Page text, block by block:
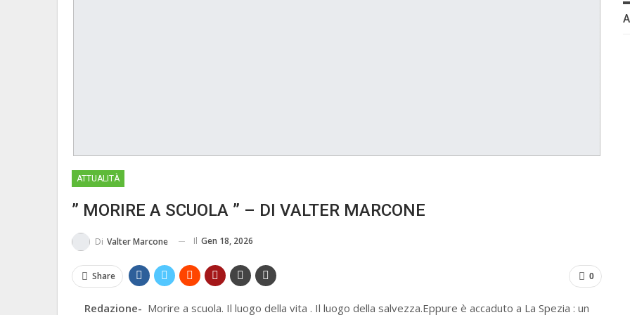
ATTUALITÀ
” MORIRE A SCUOLA ” – DI VALTER MARCONE
Di Valter Marcone Il Gen 18, 2026
0
Share
Redazione- Morire a scuola. Il luogo della vita . Il luogo della salvezza.Eppure è accaduto a La Spezia : un